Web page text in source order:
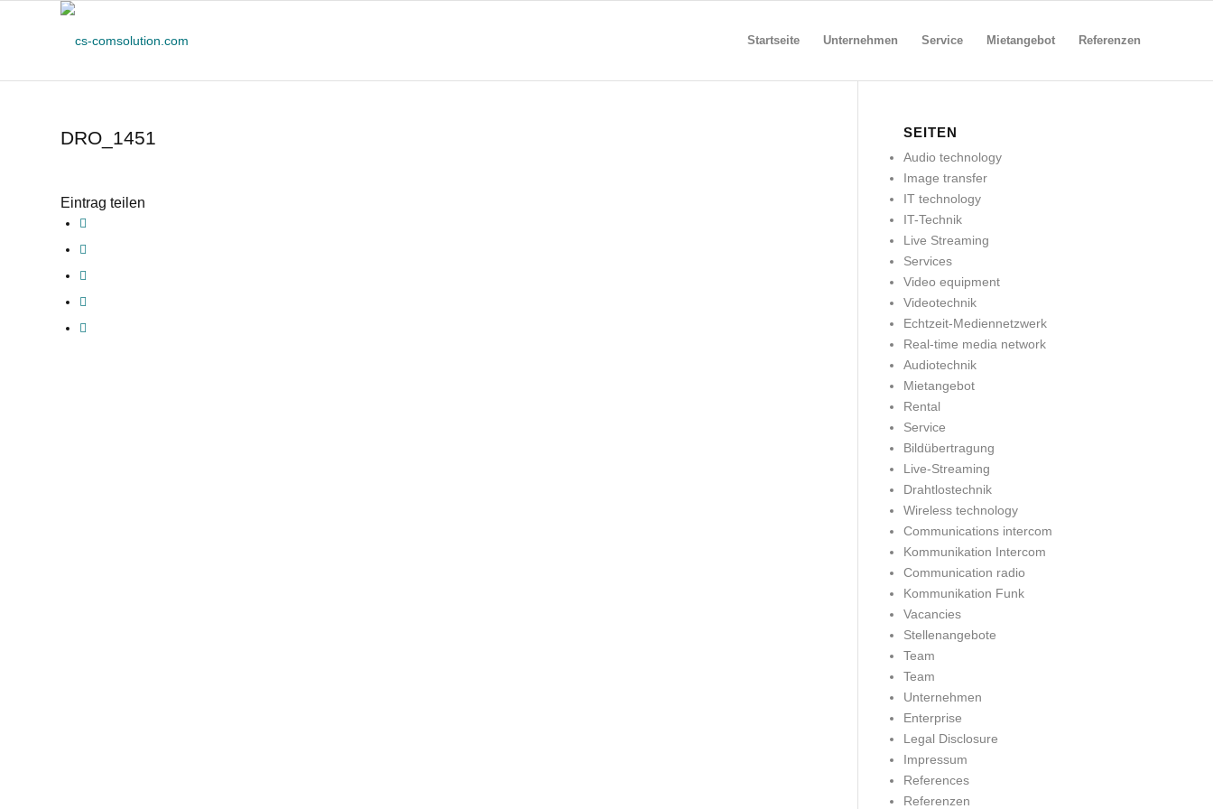
Startseite Unternehmen Service Mietangebot Referenzen
DRO_1451
Eintrag teilen
SEITEN
Audio technology
Image transfer
IT technology
IT-Technik
Live Streaming
Services
Video equipment
Videotechnik
Echtzeit-Mediennetzwerk
Real-time media network
Audiotechnik
Mietangebot
Rental
Service
Bildübertragung
Live-Streaming
Drahtlostechnik
Wireless technology
Communications intercom
Kommunikation Intercom
Communication radio
Kommunikation Funk
Vacancies
Stellenangebote
Team
Team
Unternehmen
Enterprise
Legal Disclosure
Impressum
References
Referenzen